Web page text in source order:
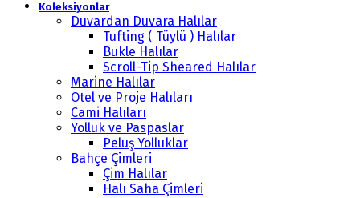
Koleksiyonlar
Duvardan Duvara Halılar
Tufting ( Tüylü ) Halılar
Bukle Halılar
Scroll-Tip Sheared Halılar
Marine Halılar
Otel ve Proje Halıları
Cami Halıları
Yolluk ve Paspaslar
Peluş Yolluklar
Bahçe Çimleri
Çim Halılar
Halı Saha Çimleri